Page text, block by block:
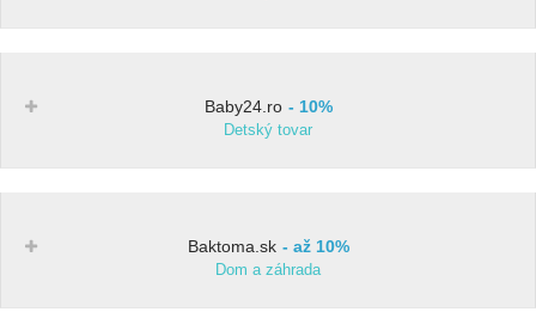
Baby24.ro 10%
Detský tovar
Baktoma.sk až 10%
Dom a záhrada